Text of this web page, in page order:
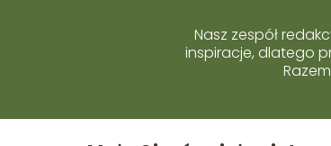
Nasz zespół
inspiracje, dlatego